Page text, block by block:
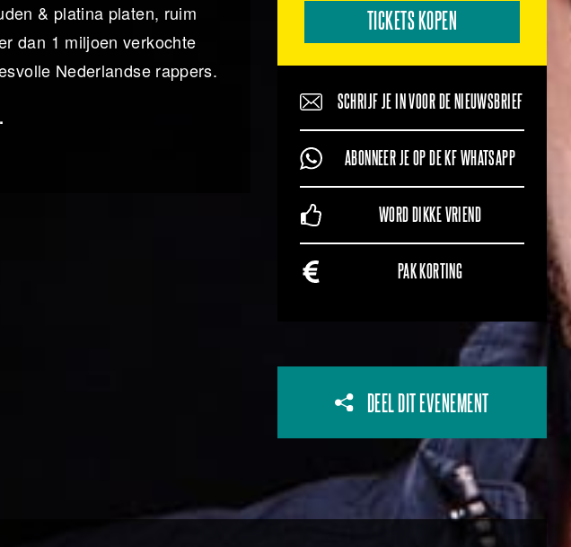
& platina platen, ruim
dan 1 miljoen verkochte
Nederlandse rappers.
TICKETS KOPEN
SCHRIJF JE IN VOOR DE NIEUWSBRIEF
ABONNEER JE OP DE KF WHATSAPP
WORD DIKKE VRIEND
PAK KORTING
DEEL DIT EVENEMENT